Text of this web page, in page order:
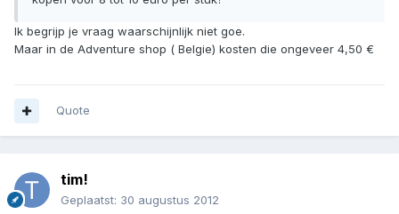
Ik begrijp je vraag waarschijnlijk niet goe.
Maar in de Adventure shop ( Belgie) kosten die ongeveer 4,50 €
Quote
tim!
Geplaatst: 30 augustus 2012